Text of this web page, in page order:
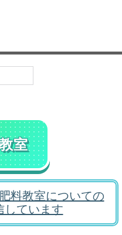
室
料教室についての
しています